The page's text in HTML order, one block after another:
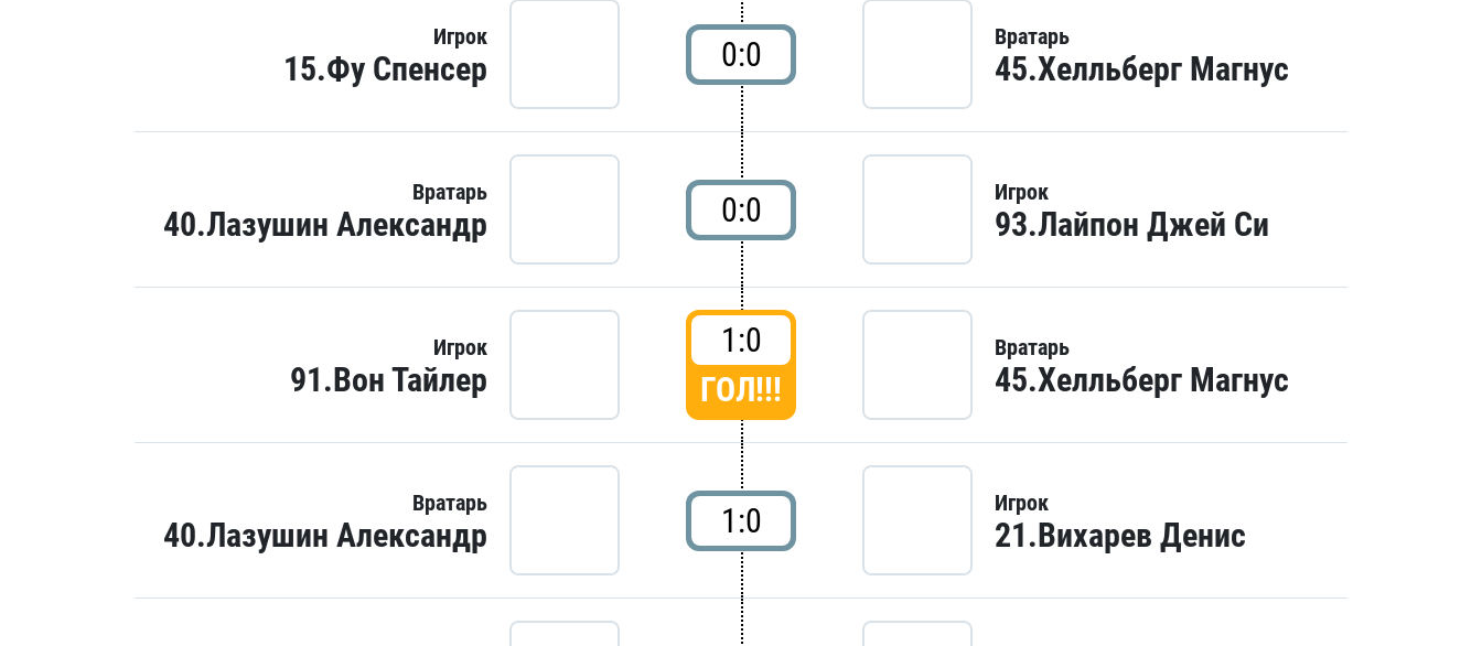
Игрок
15.Фу Спенсер 0:0 Вратарь
45.Хелльберг Магнус
Вратарь
40.Лазушин Александр 0:0 Игрок
93.Лайпон Джей Си
Игрок
91.Вон Тайлер
1:0
ГОЛ!!!
Вратарь
45.Хелльберг Магнус
Вратарь
40.Лазушин Александр 1:0 Игрок
21.Вихарев Денис